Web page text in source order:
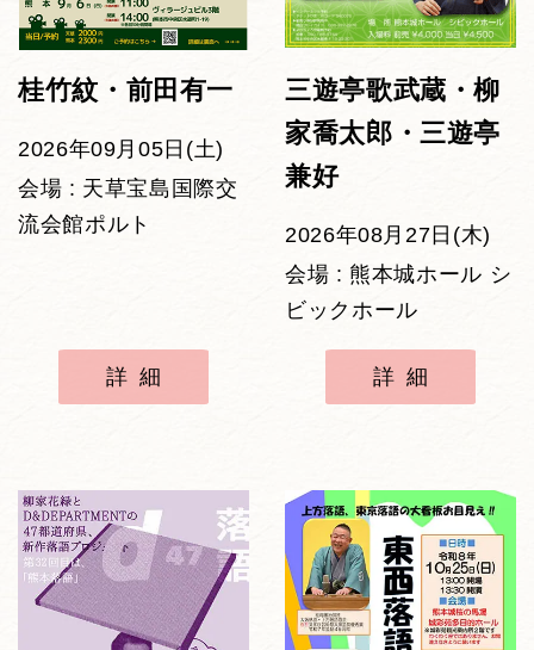
桂竹紋・前田有一
2026年09月05日(土)
会場 : 天草宝島国際交
流会館ポルト
詳細
三遊亭歌武蔵・柳
家喬太郎・三遊亭
兼好
2026年08月27日(木)
会場 : 熊本城ホール シ
ビックホール
詳細